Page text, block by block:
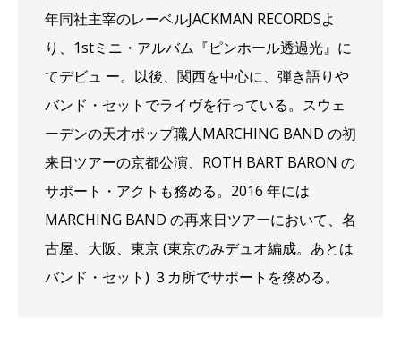
年同社主宰のレーベルJACKMAN RECORDSよ
り、1stミニ・アルバム『ピンホール透過光』に
てデビュ ー。以後、関西を中心に、弾き語りや
バンド・セットでライヴを行っている。スウェ
ーデンの天才ポップ職人MARCHING BAND の初
来日ツアーの京都公演、ROTH BART BARON の
サポート・アクトも務める。2016 年には
MARCHING BAND の再来日ツアーにおいて、名
古屋、大阪、東京 (東京のみデュオ編成。あとは
バンド・セット) ３カ所でサポートを務める。